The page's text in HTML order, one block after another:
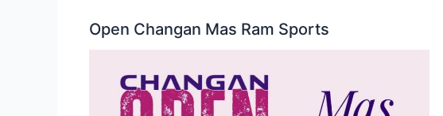
Open Changan Mas Ram Sports